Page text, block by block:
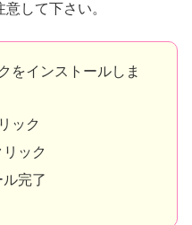
して下さい。
をインストールしま
ック
ック
完了